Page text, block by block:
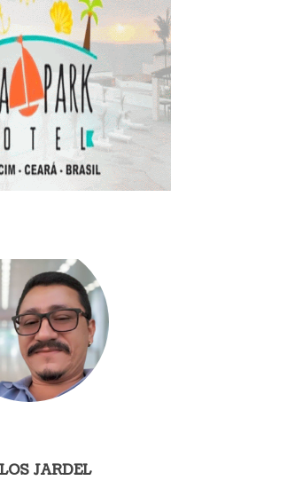
JARDEL